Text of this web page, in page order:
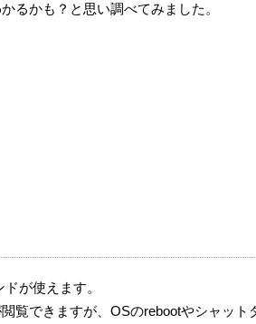
るかも？と思い調べてみました。
が使えます。
覧できますが、OSのrebootやシャット